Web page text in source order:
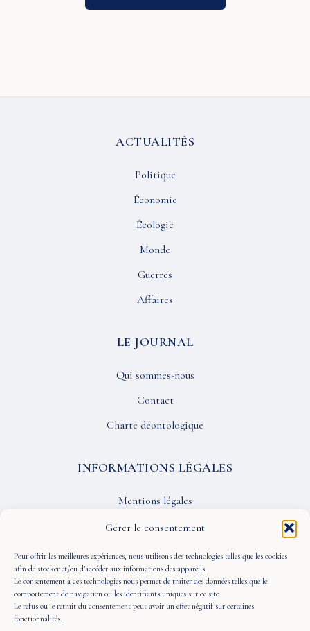
Gérer le consentement
Pour offrir les meilleures expériences, nous utilisons des technologies telles que les cookies
afin de stocker et/ou d’accéder aux informations des appareils.
Le consentement à ces technologies nous permet de traiter des données telles que le
comportement de navigation ou les identifiants uniques sur ce site.
Le refus ou le retrait du consentement peut avoir un effet négatif sur certaines
fonctionnalités.
ACTUALITÉS
Politique
Économie
Écologie
Monde
Guerres
Affaires
LE JOURNAL
Qui sommes-nous
Contact
Charte déontologique
INFORMATIONS LÉGALES
Mentions légales
Confidentialité
CGU
SUIVEZ-NOUS